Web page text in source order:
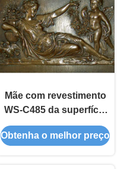
Mãe com revestimento
WS-C485 da superfície
da carcaça do relevo do
bronze da arte da
Obtenha o melhor preço